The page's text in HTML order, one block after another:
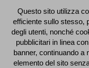
Questo sito utilizza
efficiente sullo stesso,
degli utenti, nonché
pubblicitari in linea
banner, continuando a
elemento del sito